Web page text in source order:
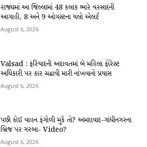
રાજ્યમાં આ જિલ્લામાં 48 કલાક ભારે વરસાદની
આગાહી, 8 અને 9 ઓગસ્ટના યલો એલર્ટ
August 6, 2026
Valsad : ફરિયાદની અદાવતમાં બે મહિલા ફોરેસ્ટ
અધિકારી પર કાર ચઢાવી મારી નાંખવાનો પ્રયાસ
August 6, 2026
પછી કોઈ વાહન ફંગોળી મુકે તો? અમદાવાદ-ગાંધીનગરના
બ્રિજ પર ગરબા- Video?
August 6, 2026